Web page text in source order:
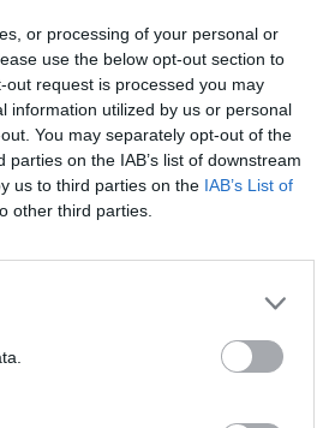
or processing of your personal or
use the below opt-out section to
request is processed you may
information utilized by us or personal
You may separately opt-out of the
on the IAB’s list of downstream
us to third parties on the IAB’s List of
other third parties.
las
Con este nuevo
iniciativas
más, a
y la